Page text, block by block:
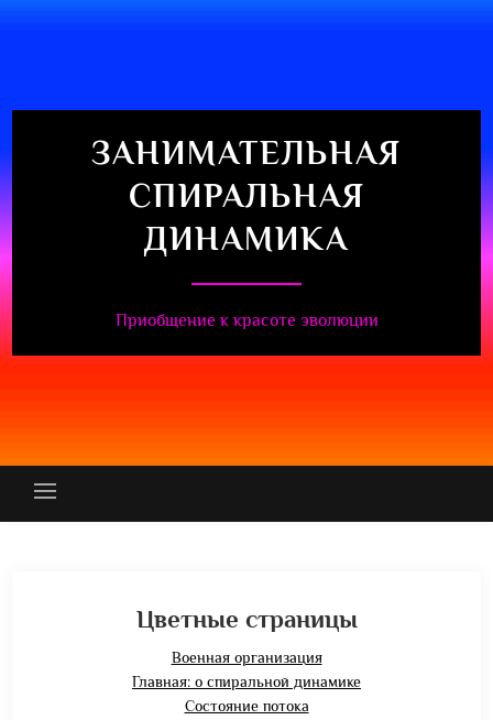
ЗАНИМАТЕЛЬНАЯ
СПИРАЛЬНАЯ
ДИНАМИКА
Приобщение к красоте эволюции
Цветные страницы
Военная организация
Главная: о спиральной динамике
Состояние потока